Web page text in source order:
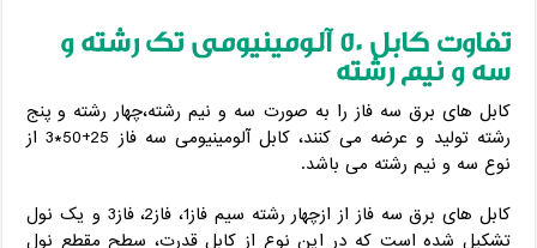
تفاوت کابل 50 آلومینیومی تک رشته و
سه و نیم رشته
کابل های برق سه فاز را به صورت سه و نیم رشته،چهار رشته و پنج
رشته تولید و عرضه می کنند، کابل آلومینیومی سه فاز 25+50*3 از
نوع سه و نیم رشته می باشد.
کابل های برق سه فاز از ازچهار رشته سیم فاز1، فاز2، فاز3 و یک نول
تشکیل شده است که در این نوع از کابل قدرت، سطح مقطع نول